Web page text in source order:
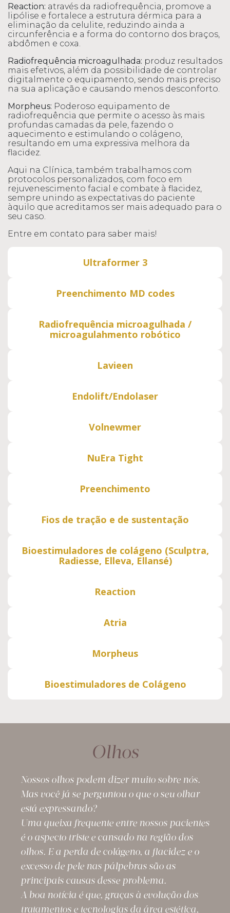
Reaction: através da radiofrequência, promove a
lipólise e fortalece a estrutura dérmica para a
eliminação da celulite, reduzindo ainda a
circunferência e a forma do contorno dos braços,
abdômen e coxa.
Radiofrequência microagulhada: produz resultados
mais efetivos, além da possibilidade de controlar
digitalmente o equipamento, sendo mais preciso
na sua aplicação e causando menos desconforto.
Morpheus: Poderoso equipamento de
radiofrequência que permite o acesso às mais
profundas camadas da pele, fazendo o
aquecimento e estimulando o colágeno,
resultando em uma expressiva melhora da
flacidez.
Aqui na Clínica, também trabalhamos com
protocolos personalizados, com foco em
rejuvenescimento facial e combate à flacidez,
sempre unindo as expectativas do paciente
àquilo que acreditamos ser mais adequado para o
seu caso.
Entre em contato para saber mais!
Ultraformer 3
Preenchimento MD codes
Radiofrequência microagulhada /
microagulahmento robótico
Lavieen
Endolift/Endolaser
Volnewmer
NuEra Tight
Preenchimento
Fios de tração e de sustentação
Bioestimuladores de colágeno (Sculptra,
Radiesse, Elleva, Ellansé)
Reaction
Atria
Morpheus
Bioestimuladores de Colágeno
Olhos
Nossos olhos podem dizer muito sobre nós.
Mas você já se perguntou o que o seu olhar
está expressando?
Uma queixa frequente entre nossos pacientes
é o aspecto triste e cansado na região dos
olhos. E a perda de colágeno, a flacidez e o
excesso de pele nas pálpebras são as
principais causas desse problema.
A boa notícia é que, graças à evolução dos
tratamentos e tecnologias da área estética,